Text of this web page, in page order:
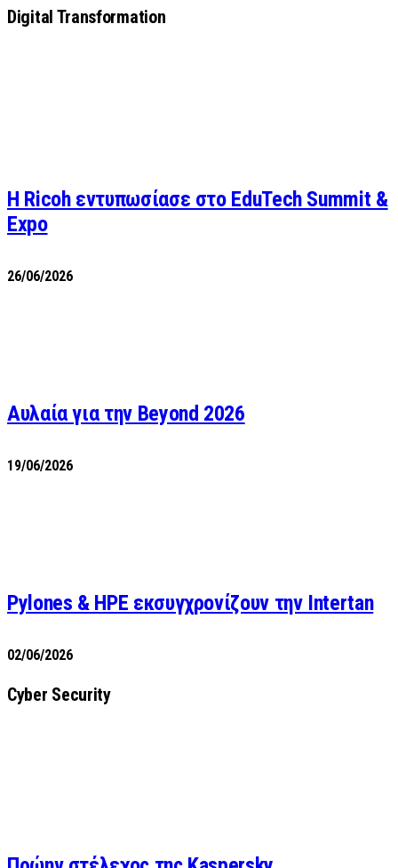
Digital Transformation
Η Ricoh εντυπωσίασε στο EduTech Summit &
Expo
26/06/2026
Αυλαία για την Beyond 2026
19/06/2026
Pylones & HPE εκσυγχρονίζουν την Intertan
02/06/2026
Cyber Security